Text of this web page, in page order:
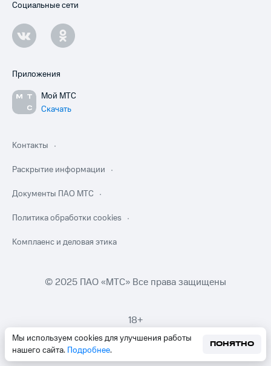
Мы используем cookies для улучшения работы
нашего сайта. Подробнее.
ПОНЯТНО
Социальные сети
Приложения
Мой МТС
Скачать
Контакты
Раскрытие информации
Документы ПАО МТС
Политика обработки cookies
Комплаенс и деловая этика
© 2025 ПАО «МТС» Все права защищены
18+